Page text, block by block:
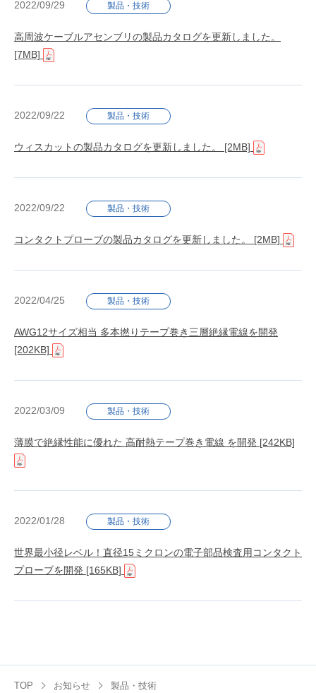
2022/09/29 製品・技術
高周波ケーブルアセンブリの製品カタログを更新しました。
[7MB]
2022/09/22 製品・技術
ウィスカットの製品カタログを更新しました。 [2MB]
2022/09/22 製品・技術
コンタクトプローブの製品カタログを更新しました。 [2MB]
2022/04/25 製品・技術
AWG12サイズ相当 多本撚りテープ巻き三層絶縁電線を開発
[202KB]
2022/03/09 製品・技術
薄膜で絶縁性能に優れた 高耐熱テープ巻き電線 を開発 [242KB]
2022/01/28 製品・技術
世界最小径レベル！直径15ミクロンの電子部品検査用コンタクト
プローブを開発 [165KB]
TOP お知らせ 製品・技術